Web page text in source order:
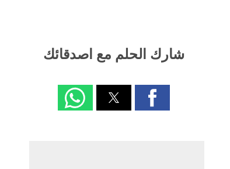
شارك الحلم مع اصدقائك